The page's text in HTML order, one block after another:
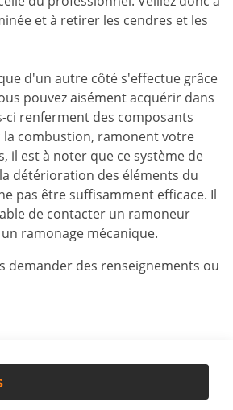
et à retirer les cendres et les
d'un autre côté s'effectue grâce
pouvez aisément acquérir dans
ci renferment des composants
la combustion, ramonent votre
il est à noter que ce système de
détérioration des éléments du
pas être suffisamment efficace. Il
de contacter un ramoneur
ramonage mécanique.
demander des renseignements ou